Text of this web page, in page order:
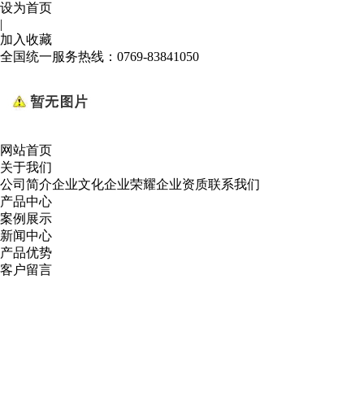
设为首页
|
加入收藏
全国统一服务热线： 0769-83841050
网站首页
关于我们
公司简介企业文化企业荣耀企业资质联系我们
产品中心
案例展示
新闻中心
产品优势
客户留言